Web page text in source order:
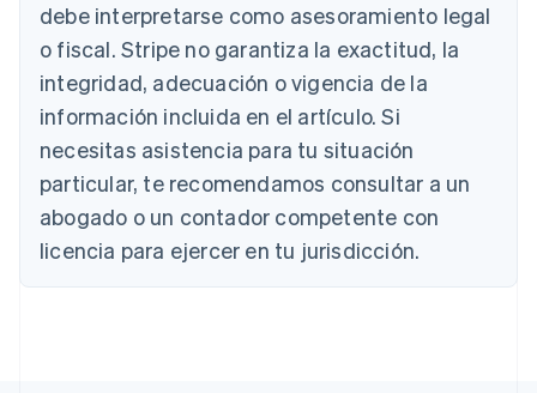
debe interpretarse como asesoramiento legal
o fiscal. Stripe no garantiza la exactitud, la
integridad, adecuación o vigencia de la
información incluida en el artículo. Si
necesitas asistencia para tu situación
particular, te recomendamos consultar a un
abogado o un contador competente con
licencia para ejercer en tu jurisdicción.
Brasil
PortuguêsEnglish
Bulgaria
English
Canadá
EnglishFrançais
简体中文 English
Chipre
English
Croacia
EnglishItaliano